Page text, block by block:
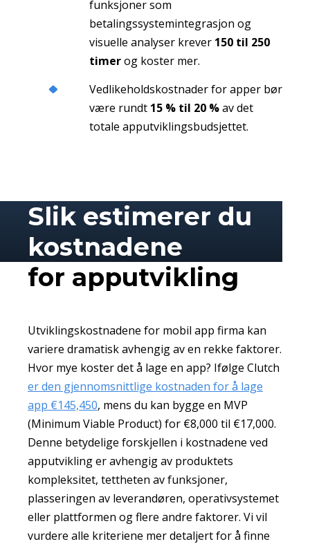
funksjoner som
betalingssystemintegrasjon og
visuelle analyser krever 150 til 250
timerog koster mer.
Vedlikeholdskostnader for apper bør
være rundt 15 % til 20 %av det
totale apputviklingsbudsjettet.
Slik estimerer du
kostnadene
for apputvikling
Utviklingskostnadene for mobil app firma kan
variere dramatisk avhengig av en rekke faktorer.
Hvor mye koster det å lage en app? Ifølge Clutch
er den gjennomsnittlige kostnaden for å lage
app €145,450, mens du kan bygge en MVP
(Minimum Viable Product) for €8,000 til €17,000.
Denne betydelige forskjellen i kostnadene ved
apputvikling er avhengig av produktets
kompleksitet, tettheten av funksjoner,
plasseringen av leverandøren, operativsystemet
eller plattformen og flere andre faktorer. Vi vil
vurdere alle kriteriene mer detaljert for å finne